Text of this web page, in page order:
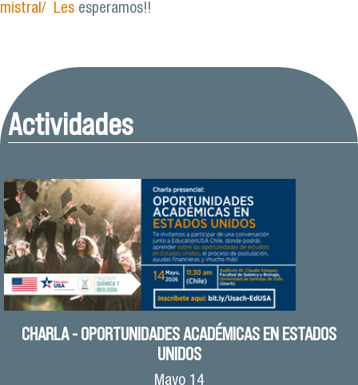
mistral/ Les esperamos!!
Actividades
CHARLA - OPORTUNIDADES ACADÉMICAS EN ESTADOS
UNIDOS
Mayo 14